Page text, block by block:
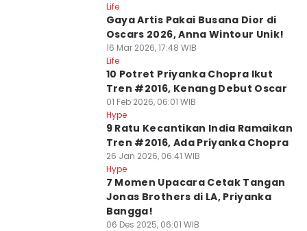
Life
Gaya Artis Pakai Busana Dior di
Oscars 2026, Anna Wintour Unik!
16 Mar 2026, 17:48 WIB
Life
10 Potret Priyanka Chopra Ikut
Tren #2016, Kenang Debut Oscar
01 Feb 2026, 06:01 WIB
Hype
9 Ratu Kecantikan India Ramaikan
Tren #2016, Ada Priyanka Chopra
26 Jan 2026, 06:41 WIB
Hype
7 Momen Upacara Cetak Tangan
Jonas Brothers di LA, Priyanka
Bangga!
06 Des 2025, 06:01 WIB